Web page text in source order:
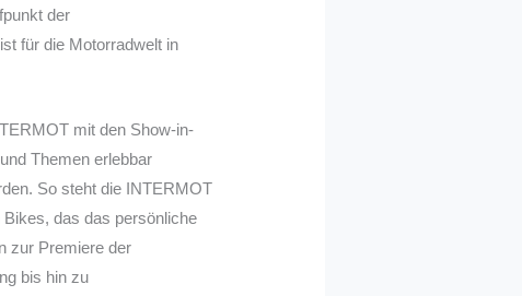
der
für die Motorradwelt in
mit den Show-in-
Themen erlebbar
So steht die INTERMOT
das das persönliche
zur Premiere der
bis hin zu